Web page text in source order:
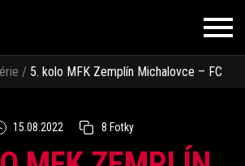
/ 5. kolo MFK Zemplín Michalovce – FC
15.08.2022 8 Fotky